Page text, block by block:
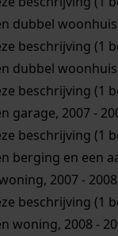
dubbel
beschrijving (1
dubbel
beschrijving (1
garage, 2007 -
beschrijving (1
berging en een
2007 - 2008
beschrijving (1
woning, 2008 -